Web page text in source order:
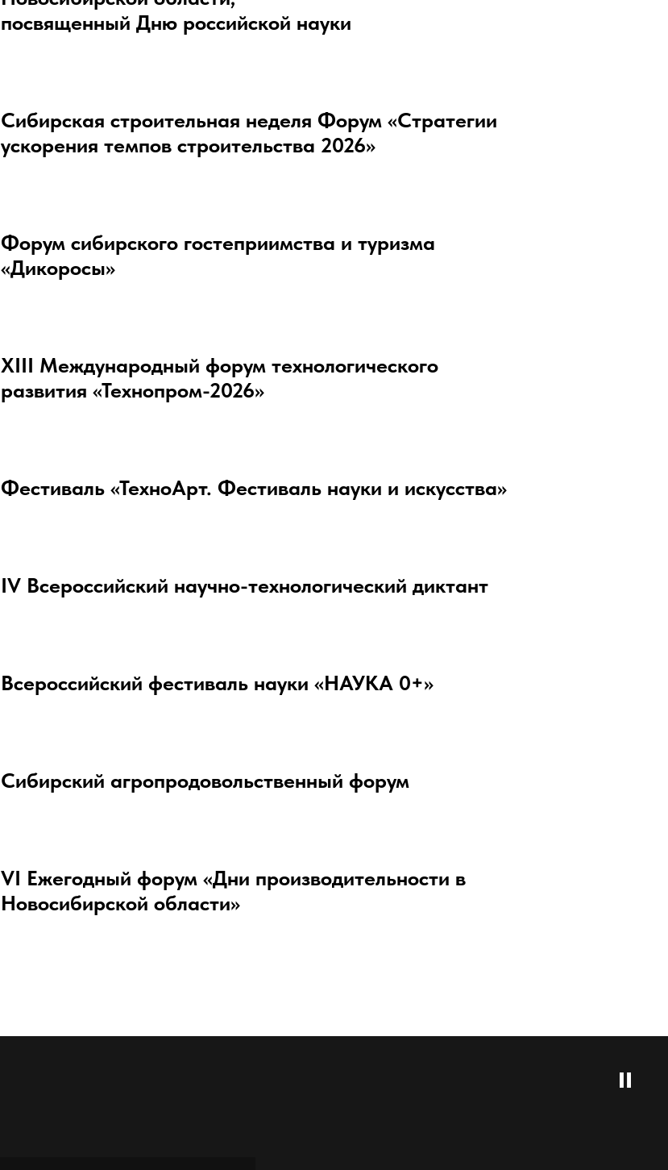
посвященный Дню российской науки
Сибирская строительная неделя Форум «Стратегии
ускорения темпов строительства 2026»
Форум сибирского гостеприимства и туризма
«Дикоросы»
XIII Международный форум технологического
развития «Технопром-2026»
Фестиваль «ТехноАрт. Фестиваль науки и искусства»
IV Всероссийский научно-технологический диктант
Всероссийский фестиваль науки «НАУКА 0+»
Сибирский агропродовольственный форум
VI Ежегодный форум «Дни производительности в
Новосибирской области»